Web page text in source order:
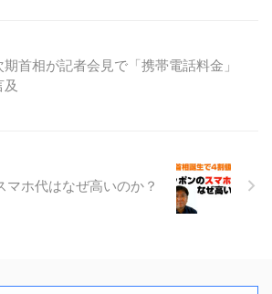
期首相が記者会見で「携帯電話料金」
及
マホ代はなぜ高いのか？